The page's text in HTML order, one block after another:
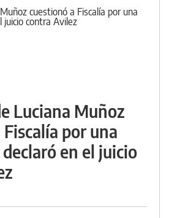
Luciana Muñoz
por una
en el juicio